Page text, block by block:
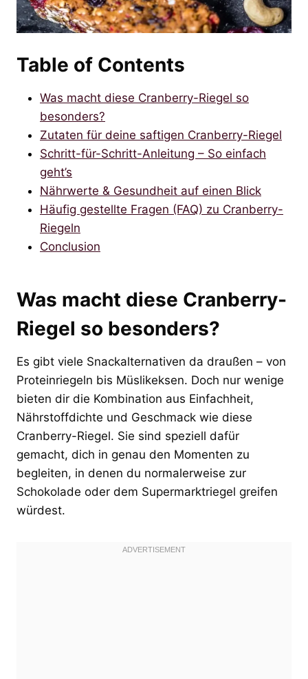
Table of Contents
Was macht diese Cranberry-Riegel so
besonders?
Zutaten für deine saftigen Cranberry-Riegel
Schritt-für-Schritt-Anleitung – So einfach
geht’s
Nährwerte & Gesundheit auf einen Blick
Häufig gestellte Fragen (FAQ) zu Cranberry-
Riegeln
Conclusion
Was macht diese Cranberry-
Riegel so besonders?
Es gibt viele Snackalternativen da draußen – von
Proteinriegeln bis Müslikeksen. Doch nur wenige
bieten dir die Kombination aus Einfachheit,
Nährstoffdichte und Geschmack wie diese
Cranberry-Riegel. Sie sind speziell dafür
gemacht, dich in genau den Momenten zu
begleiten, in denen du normalerweise zur
Schokolade oder dem Supermarktriegel greifen
würdest.